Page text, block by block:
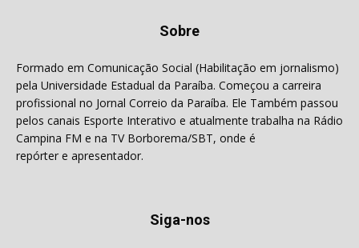
Sobre
Formado em Comunicação Social (Habilitação em jornalismo)
pela Universidade Estadual da Paraíba. Começou a carreira
profissional no Jornal Correio da Paraíba. Ele Também passou
pelos canais Esporte Interativo e atualmente trabalha na Rádio
Campina FM e na TV Borborema/SBT, onde é
repórter e apresentador.
Siga-nos